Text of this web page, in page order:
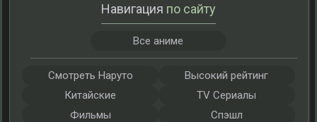
Навигация по сайту
Все аниме
Смотреть Наруто
Высокий рейтинг
Китайские
TV Сериалы
Фильмы
Спэшл